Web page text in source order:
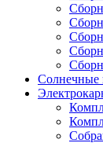
Солнечные